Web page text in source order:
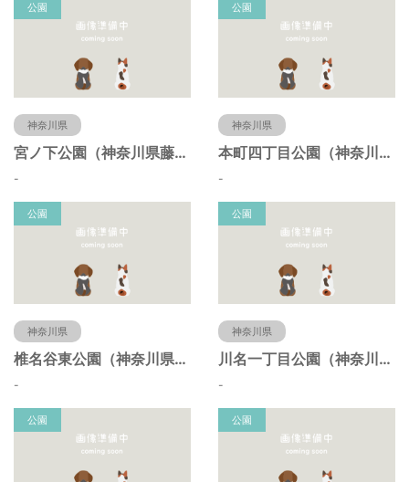
公園
神奈川県
宮ノ下公園（神奈川県藤沢市）
-
公園
神奈川県
本町四丁目公園（神奈川県藤沢市）
-
公園
神奈川県
椎名谷東公園（神奈川県藤沢市）
-
公園
神奈川県
川名一丁目公園（神奈川県藤沢市）
-
公園 公園